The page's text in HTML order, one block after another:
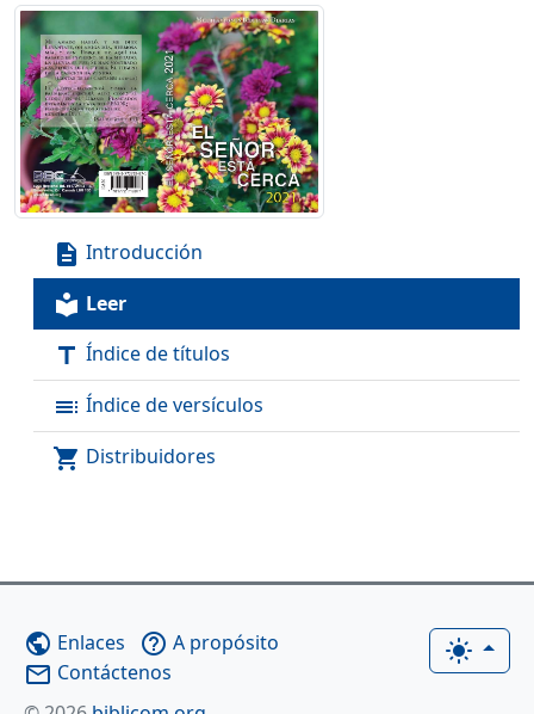
description Introducción
local_library Leer
title Índice de títulos
toc Índice de versículos
shopping_cart Distribuidores
light_mode
public Enlaces help_outline A propósito
mail_outline Contáctenos